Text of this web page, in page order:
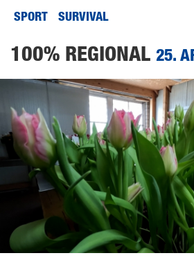
SPORT
SURVIVAL
100% REGIONAL 25.